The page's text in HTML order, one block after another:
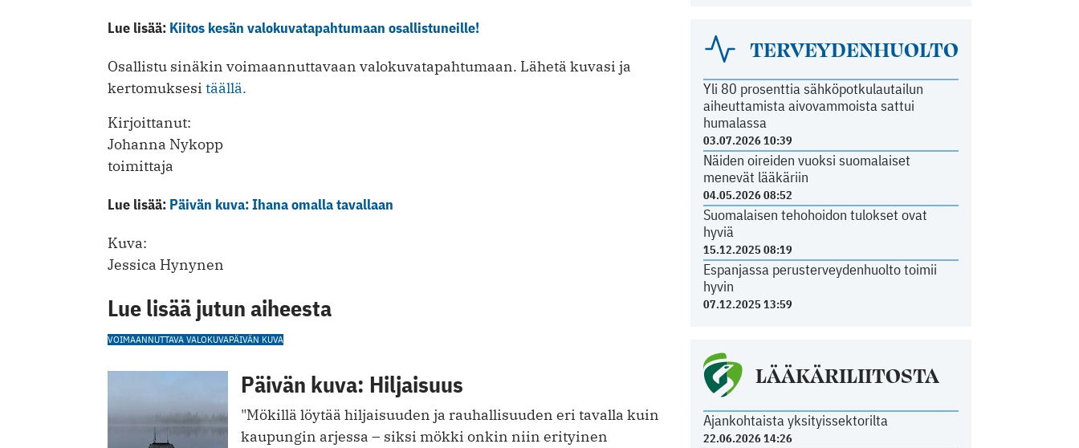
TERVEYDENHUOLTO
Yli 80 prosenttia sähköpotkulautailun
aiheuttamista aivovammoista sattui
humalassa
03.07.2026 10:39
Näiden oireiden vuoksi suomalaiset
menevät lääkäriin
04.05.2026 08:52
Suomalaisen tehohoidon tulokset ovat
hyviä
15.12.2025 08:19
Espanjassa perusterveydenhuolto toimii
hyvin
07.12.2025 13:59
LÄÄKÄRILIITOSTA
Ajankohtaista yksityissektorilta
22.06.2026 14:26
Lue lisää: Kiitos kesän valokuvatapahtumaan osallistuneille!
Osallistu sinäkin voimaannuttavaan valokuvatapahtumaan. Lähetä kuvasi ja
kertomuksesi täällä.
Kirjoittanut:
Johanna Nykopp
toimittaja
Lue lisää: Päivän kuva: Ihana omalla tavallaan
Kuva:
Jessica Hynynen
Lue lisää jutun aiheesta
VOIMAANNUTTAVA VALOKUVAPÄIVÄN KUVA
Päivän kuva: Hiljaisuus
"Mökillä löytää hiljaisuuden ja rauhallisuuden eri tavalla kuin
kaupungin arjessa – siksi mökki onkin niin erityinen